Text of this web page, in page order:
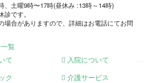
、土曜9時〜17時(昼休み :13時～14時)
です。
場合がありますので、詳細はお電話にてお問
覧
て
入院について
ク
介護サービス